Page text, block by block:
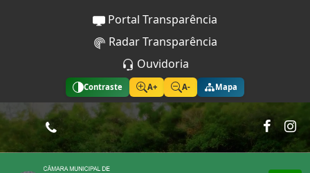
Portal Transparência
Radar Transparência
Ouvidoria
Contraste A+ A- Mapa